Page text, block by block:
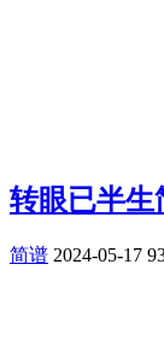
转眼已半生
简谱 2024-05-17